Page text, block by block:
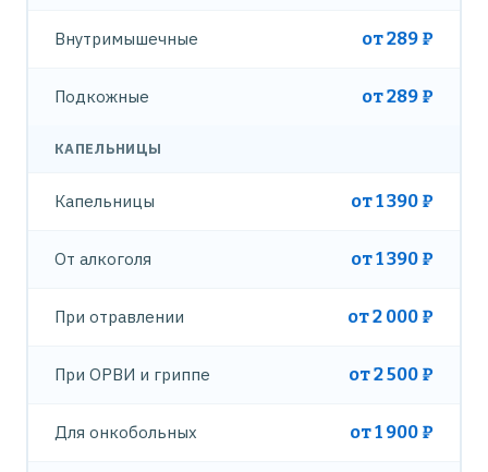
Внутримышечные от 289 ₽
Подкожные от 289 ₽
КАПЕЛЬНИЦЫ
Капельницы от 1 390 ₽
От алкоголя от 1 390 ₽
При отравлении от 2 000 ₽
При ОРВИ и гриппе от 2 500 ₽
Для онкобольных от 1 900 ₽